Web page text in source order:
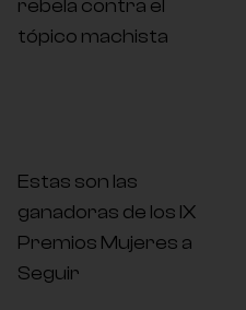
rebela contra el
tópico machista
Estas son las
ganadoras de los IX
Premios Mujeres a
Seguir